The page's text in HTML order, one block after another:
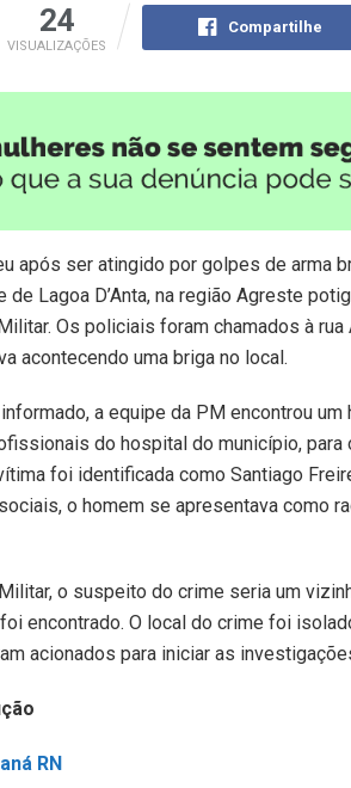
24
VISUALIZAÇÕES
Compartilhe
após ser atingido por golpes de arma
de Lagoa D’Anta, na região Agreste
Os policiais foram chamados à
acontecendo uma briga no local.
a equipe da PM encontrou
do hospital do município,
foi identificada como Santiago
o homem se apresentava como
o suspeito do crime seria um
encontrado. O local do crime foi
acionados para iniciar as
RN